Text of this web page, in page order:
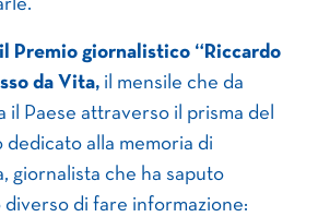
Premio giornalistico “Riccardo
da Vita, il mensile che da
il Paese attraverso il prisma del
dedicato alla memoria di
giornalista che ha saputo
di fare informazione: